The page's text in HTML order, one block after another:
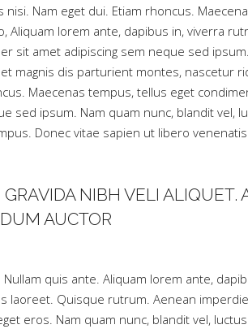
nisi. Nam eget dui. Etiam rhoncus.
Aliquam lorem ante, dapibus in, viverra
sit amet adipiscing sem neque sed
magnis dis parturient montes, nascetur
Maecenas tempus, tellus eget
sed ipsum. Nam quam nunc, blandit vel,
Donec vitae sapien ut libero
GRAVIDA NIBH VELI
AUCTOR
quis ante. Aliquam lorem ante,
laoreet. Quisque rutrum. Aenean
eros. Nam quam nunc, blandit vel,